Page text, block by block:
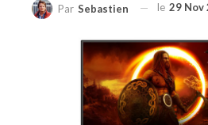
Par Sebastien le 29 Nov